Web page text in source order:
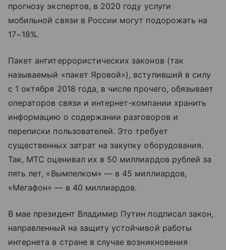
прогнозу экспертов, в 2020 году услуги
мобильной связи в России могут подорожать на
17−18%.
Пакет антитеррористических законов (так
называемый «пакет Яровой»), вступивший в силу
с 1 октября 2018 года, в числе прочего, обязывает
операторов связи и интернет-компании хранить
информацию о содержании разговоров и
переписки пользователей. Это требует
существенных затрат на закупку оборудования.
Так, МТС оценивал их в 50 миллиардов рублей за
пять лет, «Вымпелком» — в 45 миллиардов,
«Мегафон» — в 40 миллиардов.
В мае президент Владимир Путин подписал закон,
направленный на защиту устойчивой работы
интернета в стране в случае возникновения